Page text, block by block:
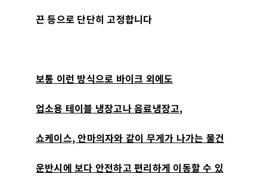
끈 등으로 단단히 고정합니다
보통 이런 방식으로 바이크 외에도
업소용 테이블 냉장고나 음료냉장고,
쇼케이스, 안마의자와 같이 무게가 나가는 물건
운반시에 보다 안전하고 편리하게 이동할 수 있